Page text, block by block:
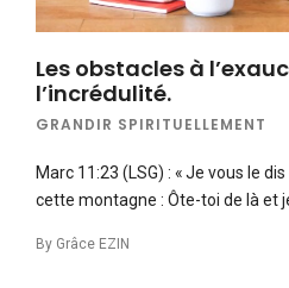
Les obstacles à
l’incrédulité.
GRANDIR SPIRITUELLEMENT
Marc 11:23 (LSG) : « Je vous le
cette montagne : Ôte-toi de là et
By Grâce EZIN